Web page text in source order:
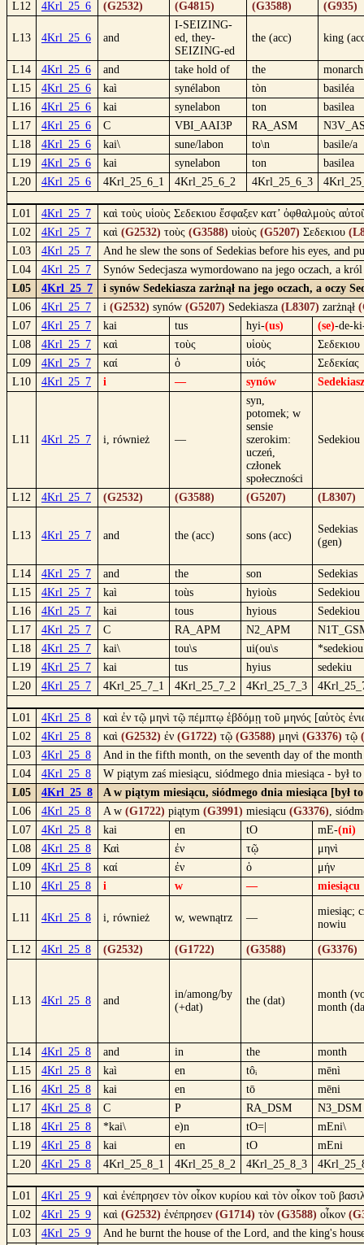
L12 4Krl_25_6 (G2532) (G4815) (G3588) (G935)
L13 4Krl_25_6 and
I-SEIZING-
ed, they-
SEIZING-ed
the (acc) king
L14 4Krl_25_6 and take hold of the
monarch
L15
4Krl_25_6 kaì synélabon tòn
basiléa
L16
4Krl_25_6 kai synelabon ton
basilea
L17
4Krl_25_6 C VBI_AAI3P RA_ASM
L18
4Krl_25_6 kai\ sune/labon to\n
basile/a
L19
4Krl_25_6 kai synelabon ton
basilea
L20
4Krl_25_6 4Krl_25_6_1 4Krl_25_6_2 4Krl_25_6_3
L01 4Krl_25_7
καὶ τοὺς υἱοὺς Σεδεκιου ἔσφαξεν κατ’ ὀφθαλμοὺς
L02
4Krl_25_7 καὶ (G2532) τοὺς (G3588) υἱοὺς (G5207) Σεδεκιου
L03
4Krl_25_7
And he slew the sons of Sedekias before his eyes,
L04
4Krl_25_7
Synów Sedecjasza wymordowano na jego oczach, a
L05
4Krl_25_7
i synów Sedekiasza zarżnął na jego oczach, a oczy
L06
4Krl_25_7 i (G2532) synów (G5207) Sedekiasza (L8307) zarżnął
L07
4Krl_25_7 kai tus hyi-(us) (se)-de-
L08
4Krl_25_7 καὶ τοὺς υἱοὺς
Σεδεκιου
L09
4Krl_25_7 καί ὁ υἱός
Σεδεκίας
L10
4Krl_25_7 i — synów
L11 4Krl_25_7 i, również —
syn,
potomek; w
sensie
szerokim:
uczeń,
członek
społeczności
Sedekiou
L12 4Krl_25_7 (G2532) (G3588) (G5207) (L8307)
L13 4Krl_25_7 and the (acc) sons (acc)
Sedekias
(gen)
L14 4Krl_25_7 and the son
Sedekias
L15
4Krl_25_7 kaì toùs hyioùs
Sedekiou
L16
4Krl_25_7 kai tous hyious
Sedekiou
L17
4Krl_25_7 C RA_APM N2_APM
L18
4Krl_25_7 kai\ tou\s ui(ou\s
*sedekiou
L19
4Krl_25_7 kai tus hyius
sedekiu
L20
4Krl_25_7 4Krl_25_7_1 4Krl_25_7_2 4Krl_25_7_3
L01 4Krl_25_8
καὶ ἐν τῷ μηνὶ τῷ πέμπτῳ ἑβδόμῃ τοῦ μηνός [αὐτὸς
L02
4Krl_25_8 καὶ (G2532) ἐν (G1722) τῷ (G3588) μηνὶ (G3376) τῷ
L03
4Krl_25_8
And in the fifth month, on the seventh day of the
L04
4Krl_25_8
W piątym zaś miesiącu, siódmego dnia miesiąca - był
L05
4Krl_25_8
A w piątym miesiącu, siódmego dnia miesiąca [był
L06
4Krl_25_8 A w (G1722) piątym (G3991) miesiącu (G3376),
L07
4Krl_25_8 kai en tO mE-(ni)
L08
4Krl_25_8 Καὶ ἐν τῷ
μηνὶ
L09
4Krl_25_8 καί ἐν ὁ
μήν
L10
4Krl_25_8 i w — miesiącu
L11 4Krl_25_8 i, również w, wewnątrz —
miesiąc;
nowiu
L12 4Krl_25_8 (G2532) (G1722) (G3588) (G3376)
L13 4Krl_25_8 and
in/among/by
(+dat)
the (dat)
month
month
L14 4Krl_25_8 and in the
month
L15
4Krl_25_8 kaì en tôᵢ
mēnì
L16
4Krl_25_8 kai en tō
mēni
L17
4Krl_25_8 C P RA_DSM
N3_DSM
L18
4Krl_25_8 *kai\ e)n tO=|
mEni\
L19
4Krl_25_8 kai en tO
mEni
L20
4Krl_25_8 4Krl_25_8_1 4Krl_25_8_2 4Krl_25_8_3
L01 4Krl_25_9
καὶ ἐνέπρησεν τὸν οἶκον κυρίου καὶ τὸν οἶκον τοῦ
L02
4Krl_25_9 καὶ (G2532) ἐνέπρησεν (G1714) τὸν (G3588) οἶκον
L03
4Krl_25_9
And he burnt the house of the Lord, and the king's